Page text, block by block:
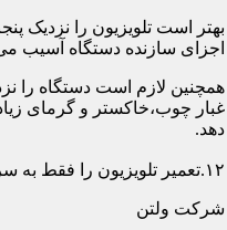
بهتر است تلویزیون را نزدیک
اجزای سازنده دستگاه آسیب
همچنین لازم است دستگاه را
غبار چوب،خاکستر و گرمای
دهد.
۱۲.تعمیر تلویزیون را فقط به سرویس کار ماهر بسپارید
شرکت ولتن